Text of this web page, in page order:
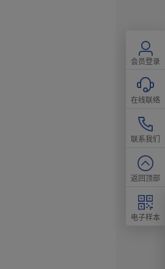
会员登录
在线联络
联系我们
返回顶部
电子样本